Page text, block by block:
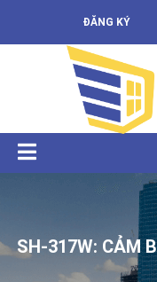
ĐĂNG KÝ
SH-317W: CẢM